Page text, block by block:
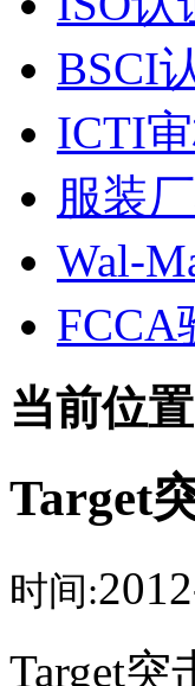
BSCI
ICTI
服装
Wal-
FCCA
当前位
Target
时间:
Target